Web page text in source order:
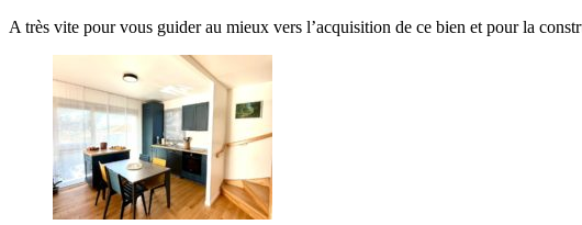
A très vite pour vous guider au mieux vers l’acquisition de ce bien et pour la